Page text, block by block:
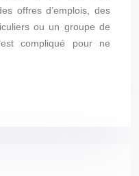
offres d’emplois, des
ou un groupe de
compliqué pour ne